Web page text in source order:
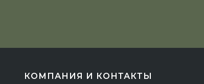
КОМПАНИЯ И КОНТАКТЫ